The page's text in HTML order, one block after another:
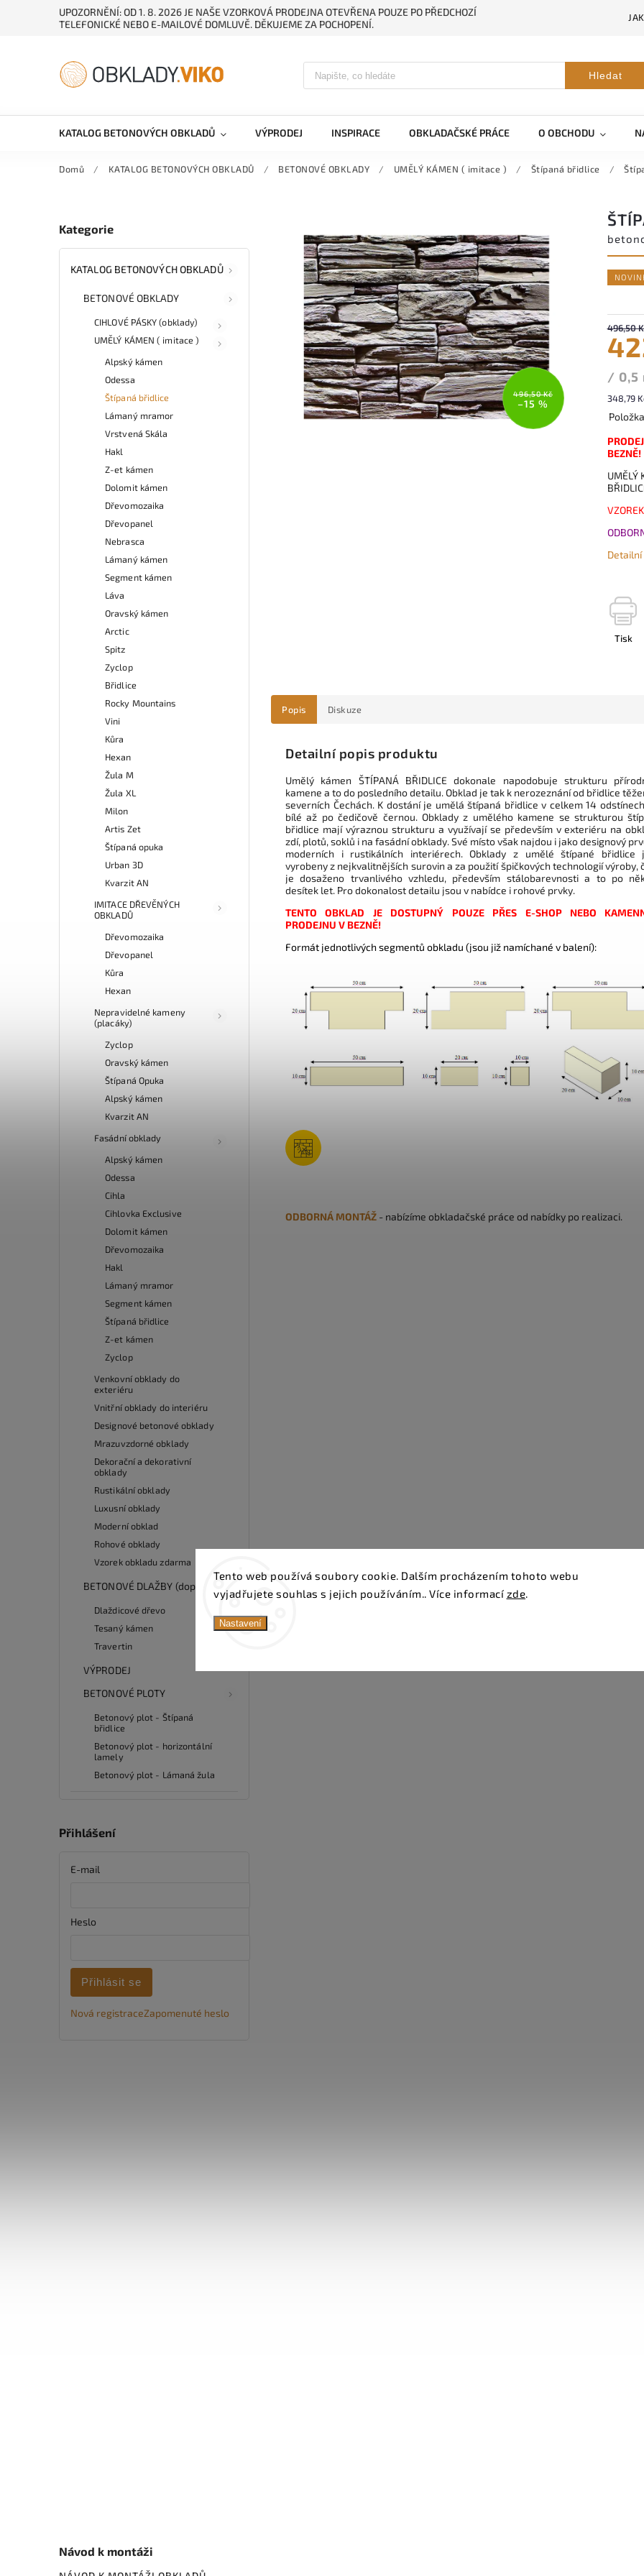
Tento web používá soubory cookie. Dalším procházením tohoto webu
vyjadřujete souhlas s jejich používáním.. Více informací zde.
Nastavení
UPOZORNĚNÍ: OD 1. 8. 2026 JE NAŠE VZORKOVÁ PRODEJNA OTEVŘENA POUZE PO PŘEDCHOZÍ
TELEFONICKÉ NEBO E-MAILOVÉ DOMLUVĚ. DĚKUJEME ZA POCHOPENÍ.
Hledat
KATALOG BETONOVÝCH OBKLADŮ VÝPRODEJ INSPIRACE OBKLADAČSKÉ PRÁCE O OBCHODU
Domů / KATALOG BETONOVÝCH OBKLADŮ / BETONOVÉ OBKLADY / UMĚLÝ KÁMEN ( imitace ) / Štípaná břidlice /
Kategorie
KATALOG BETONOVÝCH OBKLADŮ
BETONOVÉ OBKLADY
CIHLOVÉ PÁSKY (obklady)
UMĚLÝ KÁMEN ( imitace )
Alpský kámen
Odessa
Štípaná břidlice
Lámaný mramor
Vrstvená Skála
Hakl
Z-et kámen
Dolomit kámen
Dřevomozaika
Dřevopanel
Nebrasca
Lámaný kámen
Segment kámen
Láva
Oravský kámen
Arctic
Spitz
Zyclop
Břidlice
Rocky Mountains
Vini
Kůra
Hexan
Žula M
Žula XL
Milon
Artis Zet
Štípaná opuka
Urban 3D
Kvarzit AN
IMITACE DŘEVĚNÝCH
OBKLADŮ
Dřevomozaika
Dřevopanel
Kůra
Hexan
Nepravidelné kameny
(placáky)
Zyclop
Oravský kámen
Štípaná Opuka
Alpský kámen
Kvarzit AN
Fasádní obklady
Alpský kámen
Odessa
Cihla
Cihlovka Exclusive
Dolomit kámen
Dřevomozaika
Hakl
Lámaný mramor
Segment kámen
Štípaná břidlice
Z-et kámen
Zyclop
Venkovní obklady do
exteriéru
Vnitřní obklady do interiéru
Designové betonové obklady
Mrazuvzdorné obklady
Dekorační a dekorativní
obklady
Rustikální obklady
Luxusní obklady
Moderní obklad
Rohové obklady
Vzorek obkladu zdarma
BETONOVÉ DLAŽBY (doprodej)
Dlaždicové dřevo
Tesaný kámen
Travertin
VÝPRODEJ
BETONOVÉ PLOTY
Betonový plot - Štípaná
břidlice
Betonový plot - horizontální
lamely
Betonový plot - Lámaná žula
Přihlášení
E-mail
Heslo
Přihlásit se
Nová registraceZapomenuté heslo
Návod k montáži
496,50 Kč
–15 %
496,50
/ 0,5
348,79
BEZNĚ!
UMĚLÝ
Tisk
Popis Diskuze
Detailní popis produktu
Umělý kámen ŠTÍPANÁ BŘIDLICE dokonale napodobuje strukturu
kamene a to do posledního detailu. Obklad je tak k nerozeznání od břidlice
severních Čechách. K dostání je umělá štípaná břidlice v celkem 14
bílé až po čedičově černou. Obklady z umělého kamene se strukturou
břidlice mají výraznou strukturu a využívají se především v exteriéru na
zdí, plotů, soklů i na fasádní obklady. Své místo však najdou i jako designový
moderních i rustikálních interiérech. Obklady z umělé štípané břidlice
vyrobeny z nejkvalitnějších surovin a za použití špičkových technologií výroby,
je dosaženo trvanlivého vzhledu, především stálobarevnosti a to po
desítek let. Pro dokonalost detailu jsou v nabídce i rohové prvky.
TENTO OBKLAD JE DOSTUPNÝ POUZE PŘES E-SHOP NEBO
PRODEJNU V BEZNĚ!
Formát jednotlivých segmentů obkladu (jsou již namíchané v balení):
ODBORNÁ MONTÁŽ - nabízíme obkladačské práce od nabídky po realizaci.